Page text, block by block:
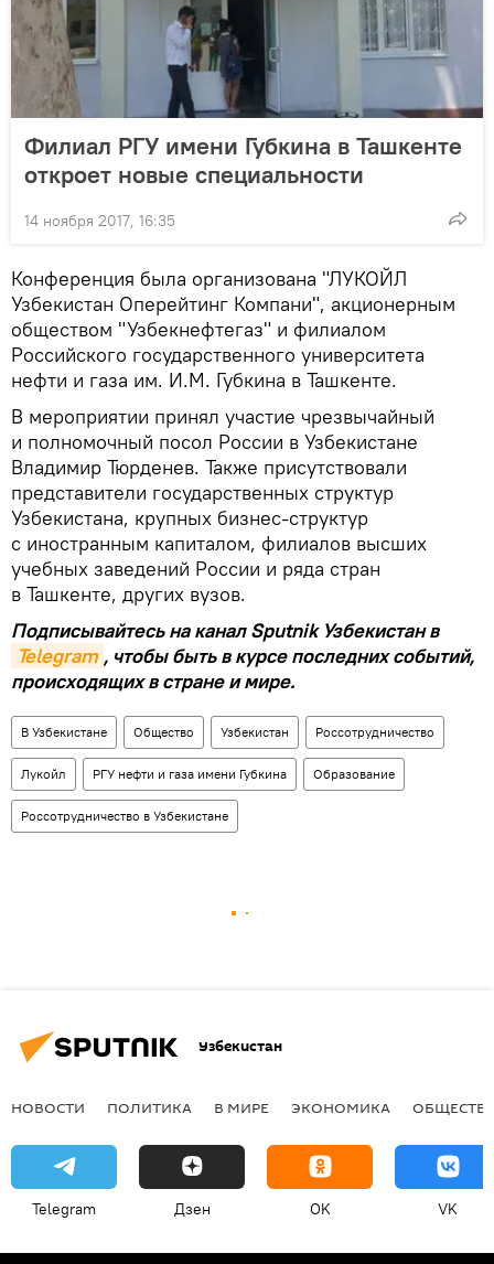
Филиал РГУ имени Губкина в Ташкенте
откроет новые специальности
14 ноября 2017, 16:35
Конференция была организована "ЛУКОЙЛ
Узбекистан Оперейтинг Компани", акционерным
обществом "Узбекнефтегаз" и филиалом
Российского государственного университета
нефти и газа им. И.М. Губкина в Ташкенте.
В мероприятии принял участие чрезвычайный
и полномочный посол России в Узбекистане
Владимир Тюрденев. Также присутствовали
представители государственных структур
Узбекистана, крупных бизнес-структур
с иностранным капиталом, филиалов высших
учебных заведений России и ряда стран
в Ташкенте, других вузов.
Подписывайтесь на канал Sputnik Узбекистан в
Telegram , чтобы быть в курсе последних событий,
происходящих в стране и мире.
В Узбекистане Общество Узбекистан Россотрудничество
Лукойл РГУ нефти и газа имени Губкина Образование
Россотрудничество в Узбекистане
Узбекистан
НОВОСТИ ПОЛИТИКА В МИРЕ ЭКОНОМИКА
Telegram Дзен OK VK